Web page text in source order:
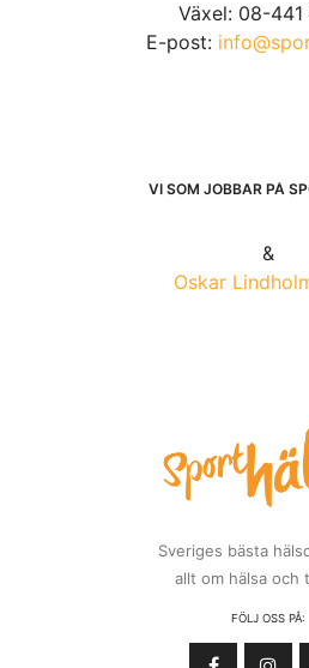
Växel: 08-441
E-post:
VI SOM JOBBAR PÅ
&
Oskar
Sveriges bästa
allt om hälsa och
FÖLJ OSS PÅ: